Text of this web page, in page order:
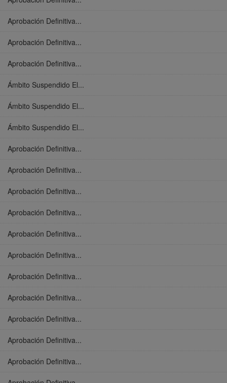
Aprobación Definitiva...
Aprobación Definitiva...
Aprobación Definitiva...
Ámbito Suspendido El...
Ámbito Suspendido El...
Ámbito Suspendido El...
Aprobación Definitiva...
Aprobación Definitiva...
Aprobación Definitiva...
Aprobación Definitiva...
Aprobación Definitiva...
Aprobación Definitiva...
Aprobación Definitiva...
Aprobación Definitiva...
Aprobación Definitiva...
Aprobación Definitiva...
Aprobación Definitiva...